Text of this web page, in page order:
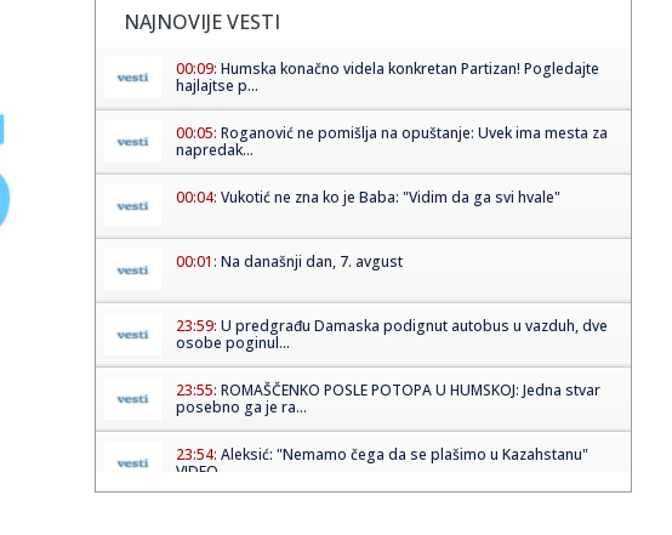
NAJNOVIJE VESTI
00:09: Humska konačno videla konkretan Partizan! Pogledajte
hajlajtse p...
00:05: Roganović ne pomišlja na opuštanje: Uvek ima mesta za
napredak...
00:04: Vukotić ne zna ko je Baba: "Vidim da ga svi hvale"
00:01: Na današnji dan, 7. avgust
23:59: U predgrađu Damaska podignut autobus u vazduh, dve
osobe poginul...
23:55: ROMAŠČENKO POSLE POTOPA U HUMSKOJ: Jedna stvar
posebno ga je ra...
23:54: Aleksić: "Nemamo čega da se plašimo u Kazahstanu"
VIDEO